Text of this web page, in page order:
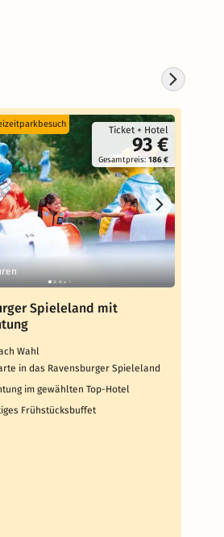
Ticket + Hotel
93 €
Gesamtpreis: 186 €
Spieleland mit
Wahl
in das Ravensburger Spieleland
im gewählten Top-Hotel
Frühstücksbuffet